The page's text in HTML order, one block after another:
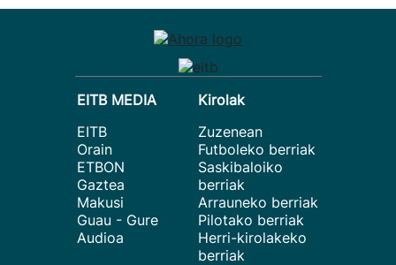
EITB MEDIA
EITB
Orain
ETBON
Gaztea
Makusi
Guau - Gure
Audioa
Kirolak
Zuzenean
Futboleko berriak
Saskibaloiko
berriak
Arrauneko berriak
Pilotako berriak
Herri-kirolakeko
berriak